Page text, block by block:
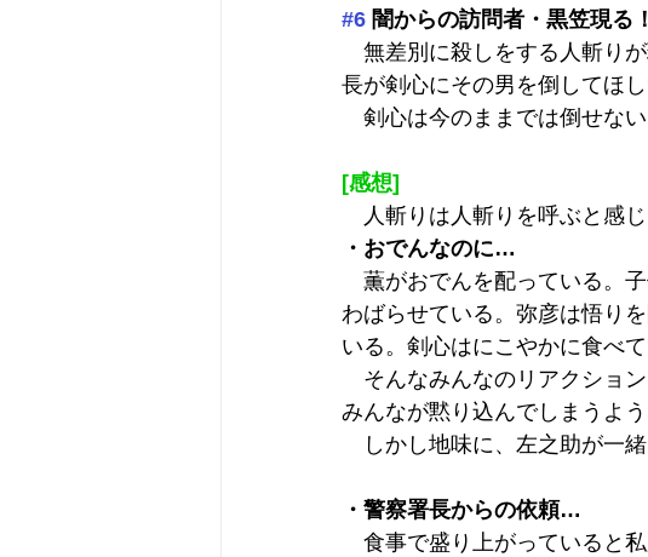
#6 闇からの訪問者・黒笠現る！
無差別に殺しをする人斬り
長が剣心にその男を倒してほ
剣心は今のままでは倒せな
[感想]
人斬りは人斬りを呼ぶと感じ
・おでんなのに…
薫がおでんを配っている。
わばらせている。弥彦は悟り
いる。剣心はにこやかに食べて
そんなみんなのリアクション
みんなが黙り込んでしまうよ
しかし地味に、左之助が一緒
・警察署長からの依頼…
食事で盛り上がっていると